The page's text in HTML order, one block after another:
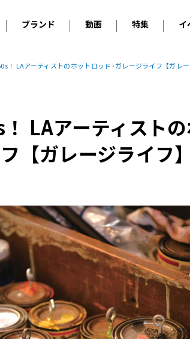
ブランド
輸入車 アウディ BMW
プジョー
ルノー
アルファ・ロメオ
ランボルギーニ
マセラティ
MINI
モーガン
ボルボ
キャデラ
ジープ
テスラ
その他
動画
オリジナル動画
特集
2026 サマータ
ホイールカタ
タイヤ特集
イ
ル
ル
！ LAアーティストのホットロッド･ガレージライフ【ガレー
LAアーティスト
【ガレージライフ】